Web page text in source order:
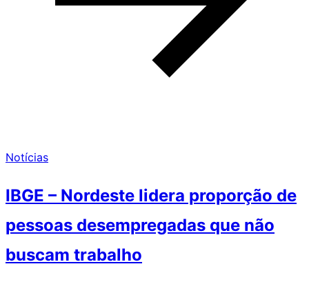
Notícias
IBGE – Nordeste lidera proporção de
pessoas desempregadas que não
buscam trabalho